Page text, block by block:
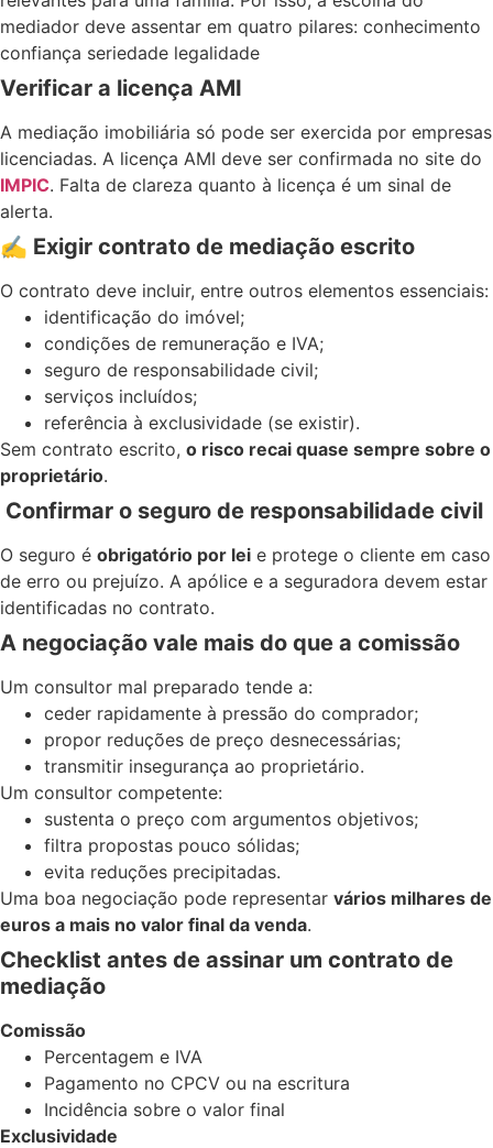
mediador deve assentar em quatro pilares: conhecimento
confiança seriedade legalidade
Verificar a licença AMI
A mediação imobiliária só pode ser exercida por empresas
licenciadas. A licença AMI deve ser confirmada no site do
IMPIC. Falta de clareza quanto à licença é um sinal de
alerta.
✍️ Exigir contrato de mediação escrito
O contrato deve incluir, entre outros elementos essenciais:
identificação do imóvel;
condições de remuneração e IVA;
seguro de responsabilidade civil;
serviços incluídos;
referência à exclusividade (se existir).
Sem contrato escrito, o risco recai quase sempre sobre o
proprietário.
Confirmar o seguro de responsabilidade civil
O seguro é obrigatório por lei e protege o cliente em caso
de erro ou prejuízo. A apólice e a seguradora devem estar
identificadas no contrato.
A negociação vale mais do que a comissão
Um consultor mal preparado tende a:
ceder rapidamente à pressão do comprador;
propor reduções de preço desnecessárias;
transmitir insegurança ao proprietário.
Um consultor competente:
sustenta o preço com argumentos objetivos;
filtra propostas pouco sólidas;
evita reduções precipitadas.
Uma boa negociação pode representar vários milhares de
euros a mais no valor final da venda.
Checklist antes de assinar um contrato de
mediação
Comissão
Percentagem e IVA
Pagamento no CPCV ou na escritura
Incidência sobre o valor final
Exclusividade